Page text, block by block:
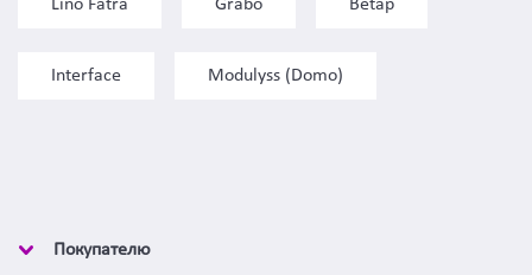
Lino Fatra Grabo Betap
Interface Modulyss (Domo)
Покупателю